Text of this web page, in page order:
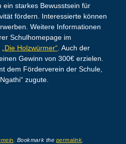
starkes Bewusstsein für
fördern. Interessierte können
Weitere Informationen
Schulhomepage im
„Die Holzwürmer“. Auch der
Gewinn von 300€ erzielen.
dem Förderverein der Schule,
zugute.
. Bookmark the permalink